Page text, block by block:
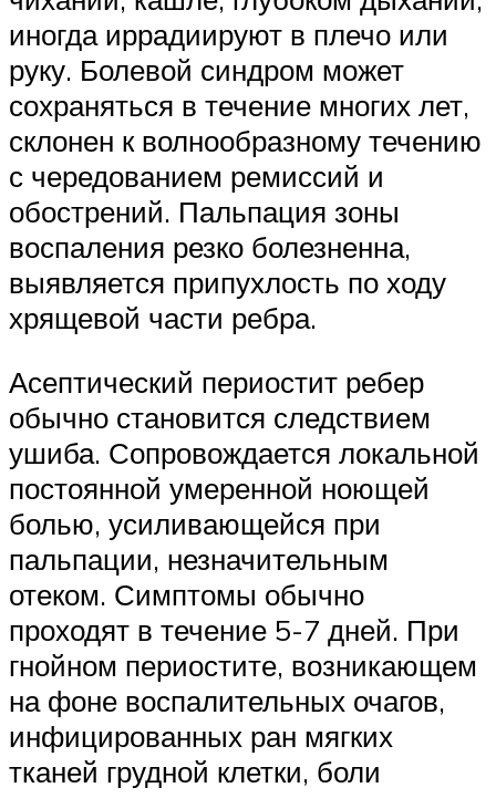
иногда иррадиируют в плечо или
руку. Болевой синдром может
сохраняться в течение многих лет,
склонен к волнообразному течению
с чередованием ремиссий и
обострений. Пальпация зоны
воспаления резко болезненна,
выявляется припухлость по ходу
хрящевой части ребра.
Асептический периостит ребер
обычно становится следствием
ушиба. Сопровождается локальной
постоянной умеренной ноющей
болью, усиливающейся при
пальпации, незначительным
отеком. Симптомы обычно
проходят в течение 5-7 дней. При
гнойном периостите, возникающем
на фоне воспалительных очагов,
инфицированных ран мягких
тканей грудной клетки, боли